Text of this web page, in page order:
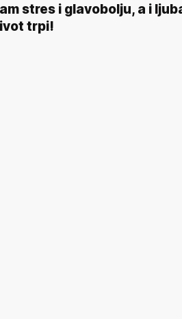
stres i glavobolju, a i
trpi!